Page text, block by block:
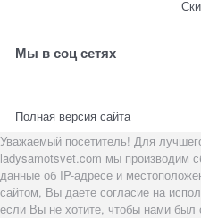
Мы в соц сетях
Полная версия сайта
Уважаемый посетитель! Для
ladysamotsvet.com мы производим
данные об IP-адресе и
сайтом, Вы даете согласие на
если Вы не хотите, чтобы нами